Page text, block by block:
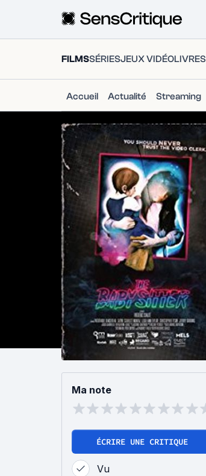
FILMSSÉRIESJEUX VIDÉOLIVRES
Accueil Actualité Streaming
Ma note
ÉCRIRE UNE CRITIQUE
Vu